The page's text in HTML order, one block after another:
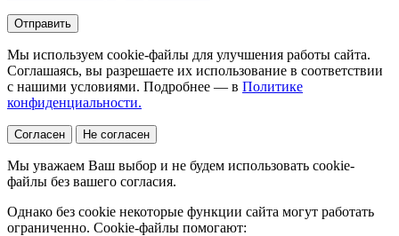
Отправить
Мы используем cookie-файлы для улучшения работы сайта.
Соглашаясь, вы разрешаете их использование в соответствии
с нашими условиями. Подробнее — в Политике
конфиденциальности.
Согласен Не согласен
Мы уважаем Ваш выбор и не будем использовать cookie-
файлы без вашего согласия.
Однако без cookie некоторые функции сайта могут работать
ограниченно. Cookie-файлы помогают: